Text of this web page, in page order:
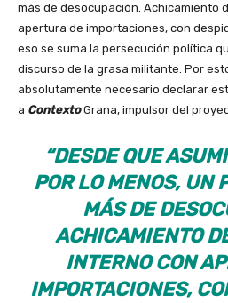
más de desocupación. Achicamiento
apertura de importaciones, con
eso se suma la persecución política
discurso de la grasa militante. Por
absolutamente necesario declarar
a ContextoGrana, impulsor del
“DESDE QUE
POR LO MENOS, UN
MÁS DE
ACHICAMIENTO
INTERNO CON
IMPORTACIONES,